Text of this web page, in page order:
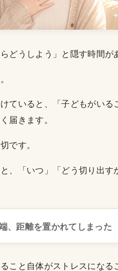
どうしよう」と隠す時間が
ていると、「子どもがいる
届きます。
です。
、「いつ」「どう切り出す
、距離を置かれてしまった
こと自体がストレスになる